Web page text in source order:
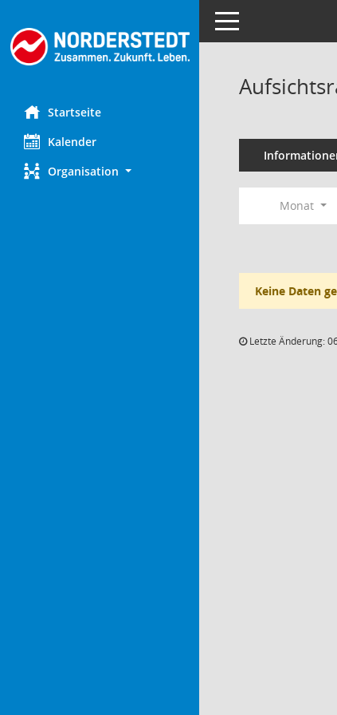
Startseite
Kalender
Organisation
Toggle navigation
Monat
Keine Daten
Letzte Änderung: